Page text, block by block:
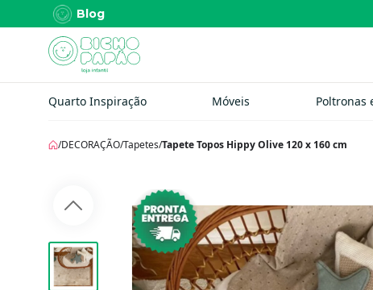
Blog
Quarto Inspiração Móveis Poltronas
/DECORAÇÃO/Tapetes/Tapete Topos Hippy Olive 120 x 160 cm